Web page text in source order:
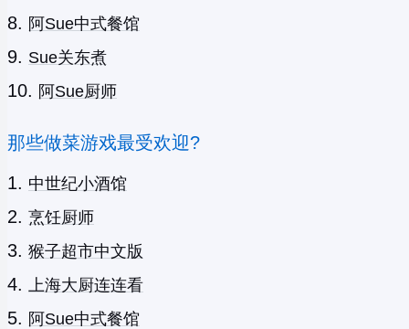
阿Sue中式餐馆
Sue关东煮
阿Sue厨师
那些做菜游戏最受欢迎?
中世纪小酒馆
烹饪厨师
猴子超市中文版
上海大厨连连看
阿Sue中式餐馆